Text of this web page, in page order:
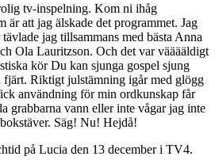
tv-inspelning. Kom ni ihåg
är att jag älskade det programmet. Jag
jag tillsammans med bästa Anna
Ola Lauritzson. Och det var vääääldigt
kör Du kan sjunga gospel sjung
fjärt. Riktigt julstämning igår med glögg
användning för min ordkunskap får
grabbarna vann eller inte vågar jag inte
Säg! Nu! Hejdå!
på Lucia den 13 december i TV4.